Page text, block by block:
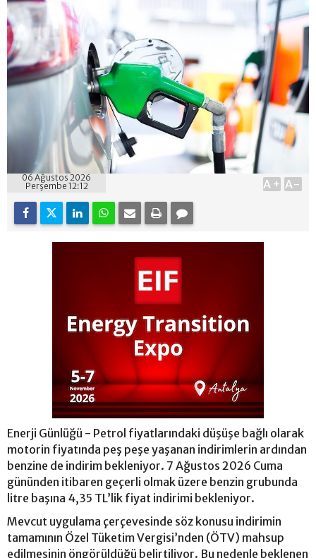
06 Ağustos 2026
Perşembe 12:12
A+ A-
Enerji Günlüğü - Petrol fiyatlarındaki düşüşe bağlı olarak
motorin fiyatında peş peşe yaşanan indirimlerin ardından
benzine de indirim bekleniyor. 7 Ağustos 2026 Cuma
gününden itibaren geçerli olmak üzere benzin grubunda
litre başına 4,35 TL’lik fiyat indirimi bekleniyor.
Mevcut uygulama çerçevesinde söz konusu indirimin
tamamının Özel Tüketim Vergisi’nden (ÖTV) mahsup
edilmesinin öngörüldüğü belirtiliyor. Bu nedenle beklenen